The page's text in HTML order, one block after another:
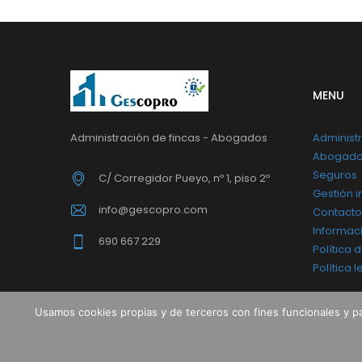
Administración de fincas - Abogados
C/ Corregidor Pueyo, nº 1, piso 2º
info@gescopro.com
690 667 229
MENU
Seguros
Gestión
Contacto
Política
Política
Usamos cookies propias y de terceros con fines funcionales y